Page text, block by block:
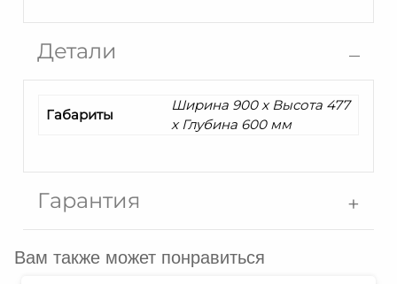
Детали
Габариты
Ширина 900 x Высота 477
x Глубина 600 мм
Гарантия
Вам также может понравиться